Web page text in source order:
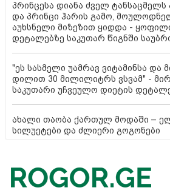
პრინცესა დიანა ძველ ტანსაცმელს
და პრინცი ჰარის გამო,
აუხსნელი მიზეზით ყიდდა -
დეტალებზე საკუთარ წიგნში
"ეს სასმელი უამრავ ვიტამინსა და
დილით 30 მილილიტრს ვსვამ" -
საკუთარი უჩვეულო დიეტის
ახალი თაობა ქართულ მოდაში –
სილუეტები და ძლიერი გოგონები